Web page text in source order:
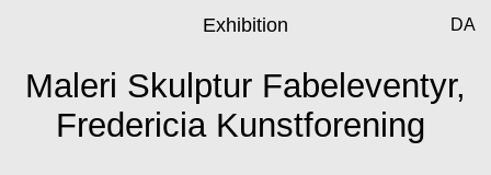
Exhibition DA
Maleri Skulptur Fabeleventyr,
Fredericia Kunstforening